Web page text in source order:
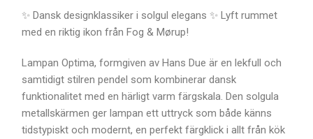
✨ Dansk designklassiker i solgul elegans ✨ Lyft rummet
med en riktig ikon från Fog & Mørup!
Lampan Optima, formgiven av Hans Due är en lekfull och
samtidigt stilren pendel som kombinerar dansk
funktionalitet med en härligt varm färgskala. Den solgula
metallskärmen ger lampan ett uttryck som både känns
tidstypiskt och modernt, en perfekt färgklick i allt från kök